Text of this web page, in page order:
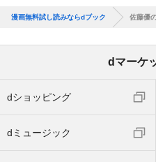
漫画無料試し読みならdブック 佐藤優
dマーケ
dショッピング
dミュージック